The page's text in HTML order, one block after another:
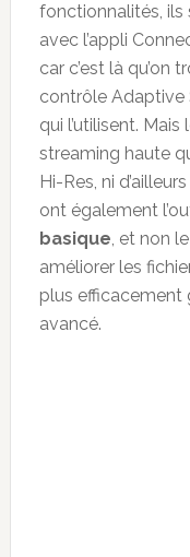
fonctionnalités,
avec l’appli
car c’est là qu’on
contrôle Adaptive
qui l’utilisent.
streaming haute
Hi-Res, ni
ont également
basique, et non
améliorer les
plus efficacement
avancé.